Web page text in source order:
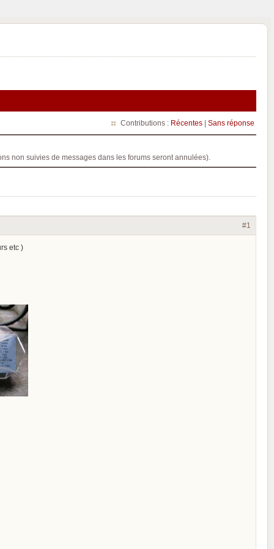
Contributions : Récentes | Sans réponse
non suivies de messages dans les forums seront annulées).
#1
etc )